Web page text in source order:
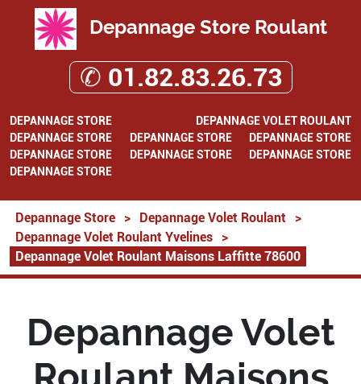
Depannage Store Roulant
✆ 01.82.83.26.73
DEPANNAGE STORE
DEPANNAGE VOLET ROULANT
DEPANNAGE STORE
DEPANNAGE STORE
DEPANNAGE STORE
DEPANNAGE STORE
DEPANNAGE STORE
DEPANNAGE STORE
DEPANNAGE STORE
Depannage Store > Depannage Volet Roulant
>
Depannage Volet Roulant Yvelines
>
Depannage Volet Roulant Maisons Laffitte 78600
Depannage Volet